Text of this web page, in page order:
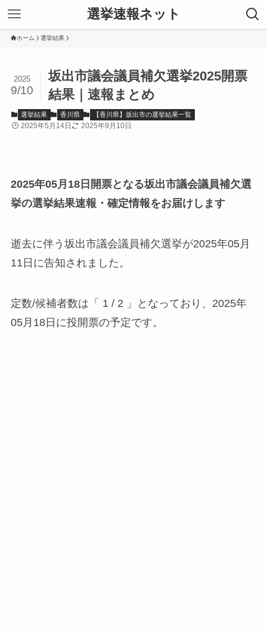
選挙速報ネット
ホーム 選挙結果
坂出市議会議員補欠選挙2025開票
結果｜速報まとめ
2025
9/10
選挙結果 香川県 【香川県】坂出市の選挙結果一覧
2025年5月14日 2025年9月10日
2025年05月18日開票となる坂出市議会議員補欠選
挙の選挙結果速報・確定情報をお届けします
逝去に伴う坂出市議会議員補欠選挙が2025年05月
11日に告知されました。
定数/候補者数は「 1 / 2 」となっており、2025年
05月18日に投開票の予定です。